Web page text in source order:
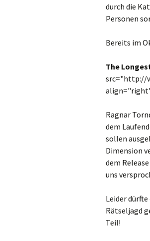
durch die
Personen
Bereits im
The
src="http://
Ragnar
dem
sollen
Dimension
dem
uns
Leider
Rätseljagd
Teil!